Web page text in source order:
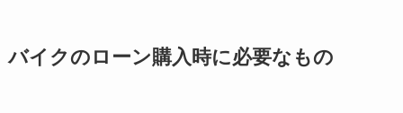
バイクのローン購入時に必要なもの